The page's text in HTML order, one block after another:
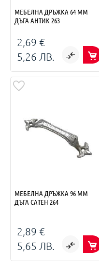
МЕБЕЛНА ДРЪЖКА 64 ММ
ДЪГА АНТИК 263
2,69 €
5,26 ЛВ.
МЕБЕЛНА ДРЪЖКА 96 ММ
ДЪГА САТЕН 264
2,89 €
5,65 ЛВ.